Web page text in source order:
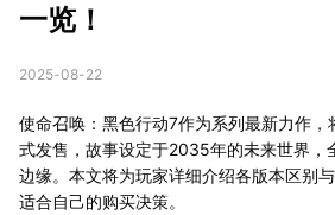
一览！
2025-08-22
使命召唤：黑色行动7作为系列最新力作
式发售，故事设定于2035年的未来世界，
边缘。本文将为玩家详细介绍各版本区别
适合自己的购买决策。